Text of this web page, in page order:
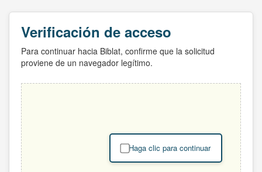
Verificación de acceso
Para continuar hacia Biblat, confirme que la solicitud
proviene de un navegador legítimo.
Haga clic para continuar